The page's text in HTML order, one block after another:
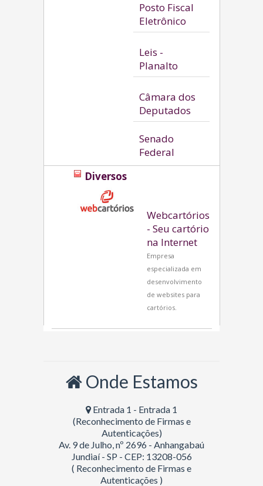
Posto Fiscal
Eletrônico
Leis -
Planalto
Câmara dos
Deputados
Senado
Federal
Diversos
Webcartórios
- Seu cartório
na Internet
Empresa
especializada em
desenvolvimento
de websites para
cartórios.
Onde Estamos
Entrada 1 - Entrada 1
(Reconhecimento de Firmas e
Autenticações)
Av. 9 de Julho, nº 2696 - Anhangabaú
Jundiaí - SP - CEP: 13208-056
( Reconhecimento de Firmas e
Autenticações )